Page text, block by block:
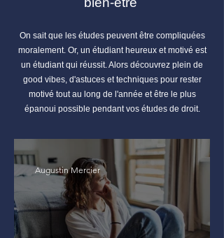
On sait que les études peuvent être compliquées
moralement. Or, un étudiant heureux et motivé est
un étudiant qui réussit. Alors découvrez plein de
good vibes, d'astuces et techniques pour rester
motivé tout au long de l'année et être le plus
épanoui possible pendant vos études de droit.
Augustin Mercier